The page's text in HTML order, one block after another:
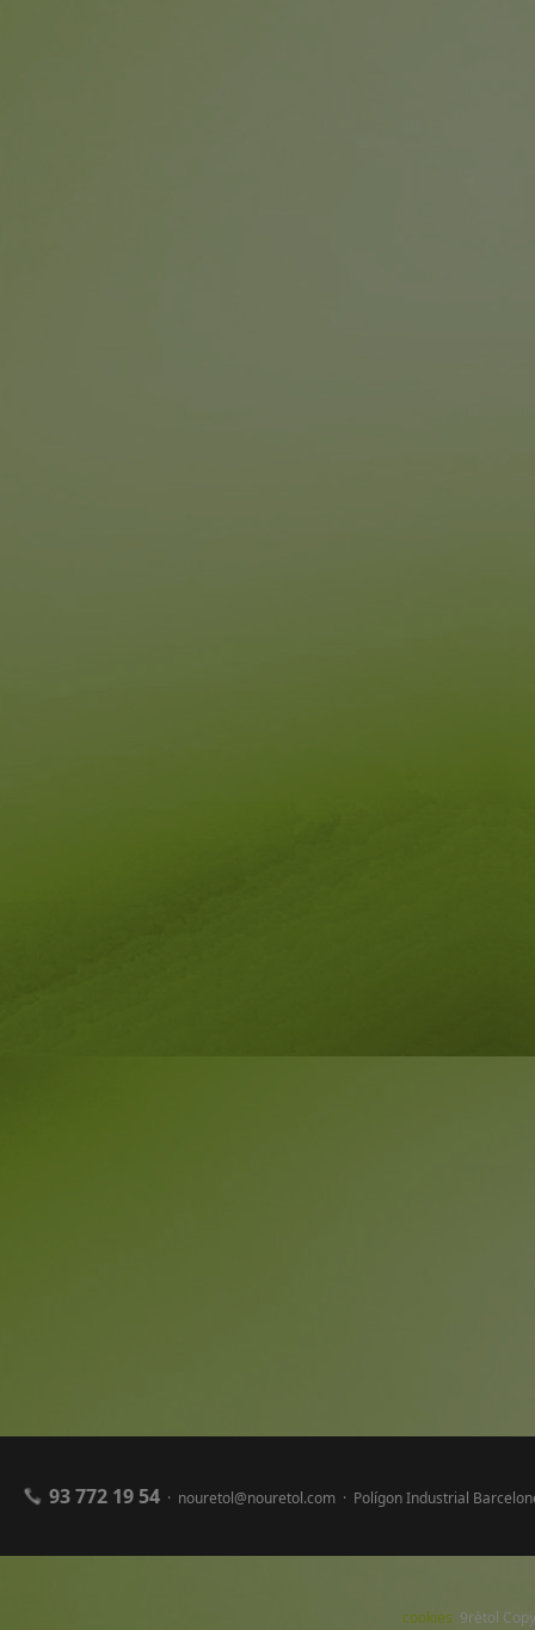
93 772 19 54 · nouretol@nouretol.com · Polígon Industrial
cookies 9rètol